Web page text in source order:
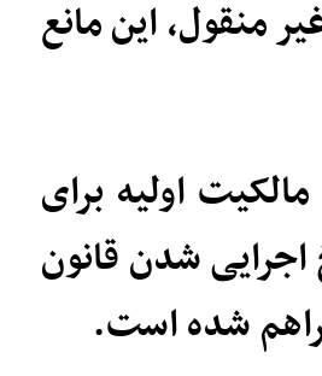
منقول، این مانع
اولیه برای
شدن قانون
شده است.